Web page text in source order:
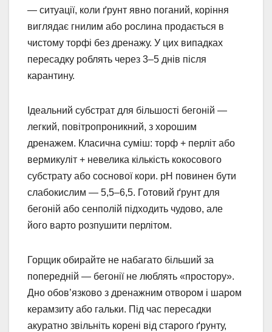
— ситуації, коли ґрунт явно поганий, коріння
виглядає гнилим або рослина продається в
чистому торфі без дренажу. У цих випадках
пересадку роблять через 3–5 днів після
карантину.
Ідеальний субстрат для більшості бегоній —
легкий, повітропроникний, з хорошим
дренажем. Класична суміш: торф + перліт або
вермикуліт + невелика кількість кокосового
субстрату або соснової кори. pH повинен бути
слабокислим — 5,5–6,5. Готовий ґрунт для
бегоній або сенполій підходить чудово, але
його варто розпушити перлітом.
Горщик обирайте не набагато більший за
попередній — бегонії не люблять «простору».
Дно обов’язково з дренажним отвором і шаром
керамзиту або гальки. Під час пересадки
акуратно звільніть корені від старого ґрунту,